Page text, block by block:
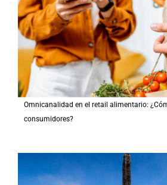
Omnicanalidad en el retail alimentario:
consumidores?